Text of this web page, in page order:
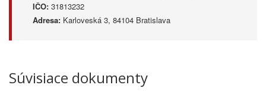
IČO: 31813232
Adresa: Karloveská 3, 84104 Bratislava
Súvisiace dokumenty